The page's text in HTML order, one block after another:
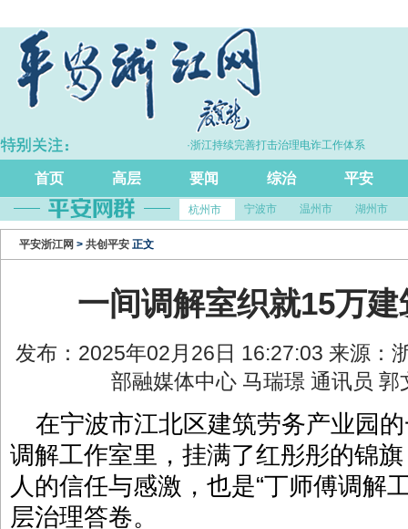
增长5.7% ·浙江持续完善打击治理电诈工作体系
首页 高层 要闻 综治 平安
杭州市 宁波市 温州市 湖州市
平安浙江网 > 共创平安 正文
一间调解室织就15万
发布：2025年02月26日 16:27:03 来源：
部融媒体中心 马瑞璟 通讯员
在宁波市江北区建筑劳务产业园
调解工作室里，挂满了红彤彤的锦
人的信任与感激，也是“丁师傅调解
层治理答卷。